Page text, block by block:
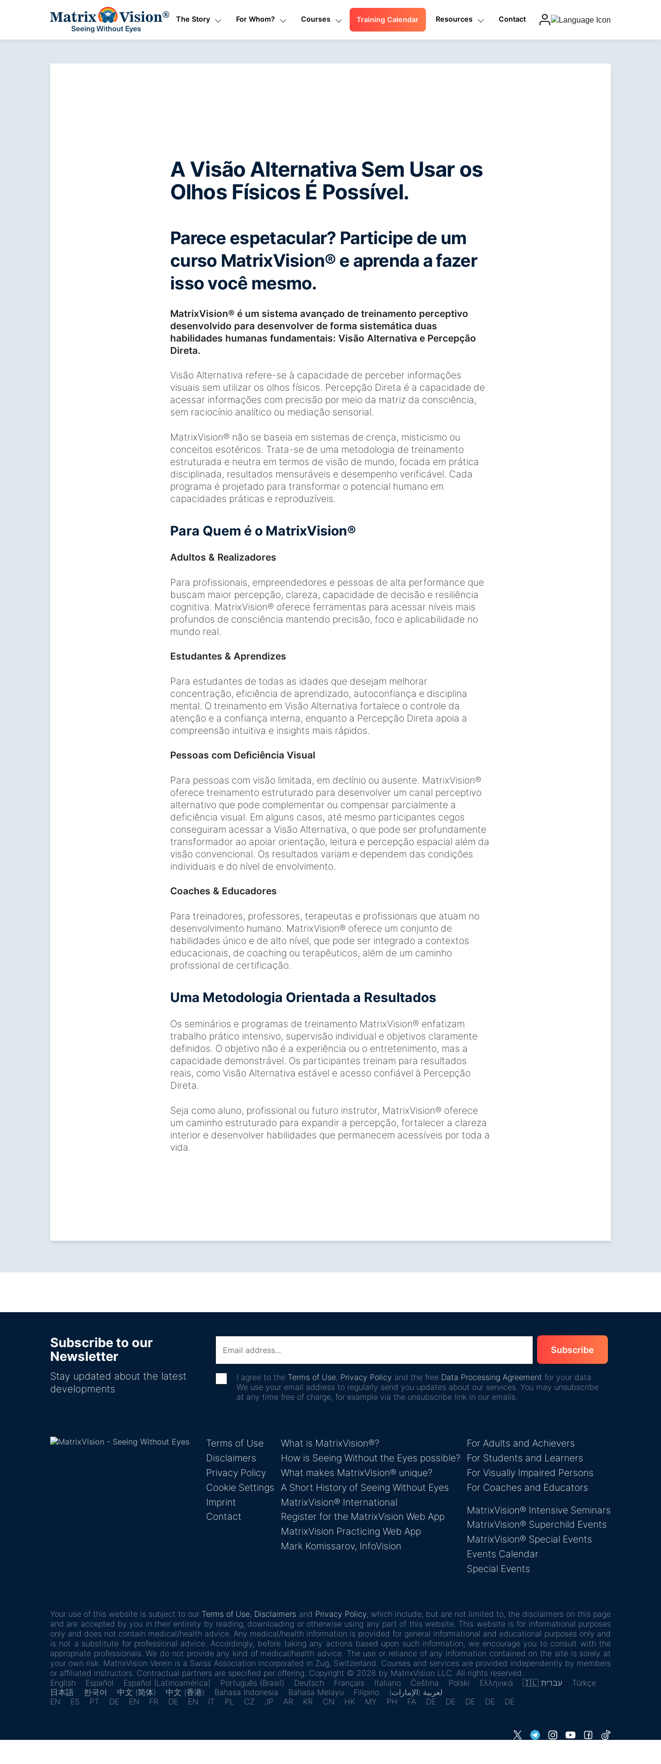
The Story For Whom? Courses Training Calendar Resources Contact
A Visão Alternativa Sem Usar os
Olhos Físicos É Possível.
Parece espetacular? Participe de um
curso MatrixVision® e aprenda a fazer
isso você mesmo.
MatrixVision® é um sistema avançado de treinamento perceptivo
desenvolvido para desenvolver de forma sistemática duas
habilidades humanas fundamentais: Visão Alternativa e Percepção
Direta.
Visão Alternativa refere-se à capacidade de perceber informações
visuais sem utilizar os olhos físicos. Percepção Direta é a capacidade de
acessar informações com precisão por meio da matriz da consciência,
sem raciocínio analítico ou mediação sensorial.
MatrixVision® não se baseia em sistemas de crença, misticismo ou
conceitos esotéricos. Trata-se de uma metodologia de treinamento
estruturada e neutra em termos de visão de mundo, focada em prática
disciplinada, resultados mensuráveis e desempenho verificável. Cada
programa é projetado para transformar o potencial humano em
capacidades práticas e reproduzíveis.
Para Quem é o MatrixVision®
Adultos & Realizadores
Para profissionais, empreendedores e pessoas de alta performance que
buscam maior percepção, clareza, capacidade de decisão e resiliência
cognitiva. MatrixVision® oferece ferramentas para acessar níveis mais
profundos de consciência mantendo precisão, foco e aplicabilidade no
mundo real.
Estudantes & Aprendizes
Para estudantes de todas as idades que desejam melhorar
concentração, eficiência de aprendizado, autoconfiança e disciplina
mental. O treinamento em Visão Alternativa fortalece o controle da
atenção e a confiança interna, enquanto a Percepção Direta apoia a
compreensão intuitiva e insights mais rápidos.
Pessoas com Deficiência Visual
Para pessoas com visão limitada, em declínio ou ausente. MatrixVision®
oferece treinamento estruturado para desenvolver um canal perceptivo
alternativo que pode complementar ou compensar parcialmente a
deficiência visual. Em alguns casos, até mesmo participantes cegos
conseguiram acessar a Visão Alternativa, o que pode ser profundamente
transformador ao apoiar orientação, leitura e percepção espacial além da
visão convencional. Os resultados variam e dependem das condições
individuais e do nível de envolvimento.
Coaches & Educadores
Para treinadores, professores, terapeutas e profissionais que atuam no
desenvolvimento humano. MatrixVision® oferece um conjunto de
habilidades único e de alto nível, que pode ser integrado a contextos
educacionais, de coaching ou terapêuticos, além de um caminho
profissional de certificação.
Uma Metodologia Orientada a Resultados
Os seminários e programas de treinamento MatrixVision® enfatizam
trabalho prático intensivo, supervisão individual e objetivos claramente
definidos. O objetivo não é a experiência ou o entretenimento, mas a
capacidade demonstrável. Os participantes treinam para resultados
reais, como Visão Alternativa estável e acesso confiável à Percepção
Direta.
Seja como aluno, profissional ou futuro instrutor, MatrixVision® oferece
um caminho estruturado para expandir a percepção, fortalecer a clareza
interior e desenvolver habilidades que permanecem acessíveis por toda a
vida.
Subscribe to our
Newsletter
Stay updated about the latest
developments
I agree to the Terms of Use, Privacy Policy and the free Data Processing Agreement for your data.
We use your email address to regularly send you updates about our services. You may unsubscribe
at any time free of charge, for example via the unsubscribe link in our emails.
Terms of Use
Disclaimers
Privacy Policy
Cookie Settings
Imprint
Contact
What is MatrixVision®?
How is Seeing Without the Eyes possible?
What makes MatrixVision® unique?
A Short History of Seeing Without Eyes
MatrixVision® International
Register for the MatrixVision Web App
MatrixVision Practicing Web App
Mark Komissarov, InfoVision
For Adults and Achievers
For Students and Learners
For Visually Impaired Persons
For Coaches and Educators
MatrixVision® Intensive Seminars
MatrixVision® Superchild Events
MatrixVision® Special Events
Events Calendar
Special Events
Your use of this website is subject to our Terms of Use, Disclaimers and Privacy Policy, which include, but are not limited to, the disclaimers on this page
and are accepted by you in their entirety by reading, downloading or otherwise using any part of this website. This website is for informational purposes
only and does not contain medical/health advice. Any medical/health information is provided for general informational and educational purposes only and
is not a substitute for professional advice. Accordingly, before taking any actions based upon such information, we encourage you to consult with the
appropriate professionals. We do not provide any kind of medical/health advice. The use or reliance of any information contained on the site is solely at
your own risk. MatrixVision Verein is a Swiss Association incorporated in Zug, Switzerland. Courses and services are provided independently by members
or affiliated instructors. Contractual partners are specified per offering. Copyright © 2026 by MatrixVision LLC. All rights reserved.
English
Español Español (Latinoamérica) Português (Brasil) Deutsch Français Italiano Čeština Polski Ελληνικά 🇮🇱 עברית
Türkçe
日本語
한국어 中文 (简体) 中文 (香港) Bahasa Indonesia Bahasa Melayu Filipino
لعربية (الإمارات)
EN
ES PT DE EN FR DE EN IT PL CZ JP AR KR CN HK MY PH FA DE DE DE DE DE